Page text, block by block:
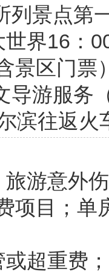
列景点第
界16：
景区门票
导游服务
滨往返火
游意外
项目；单
超重费